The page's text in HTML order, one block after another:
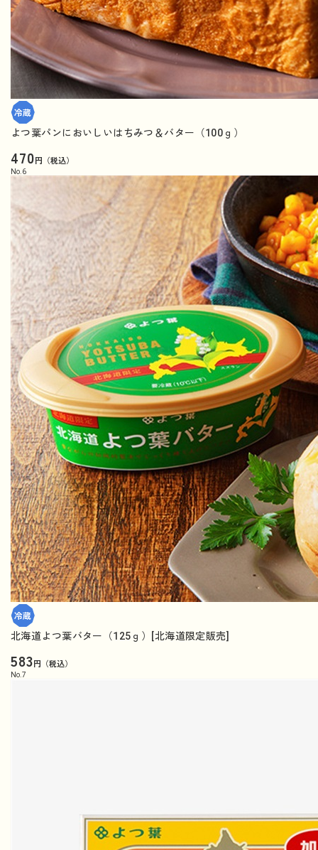
よつ葉パンにおいしいはちみつ＆バター（100ｇ）
470円（税込）
No. 6
北海道よつ葉バター（125ｇ）[北海道限定販売]
583円（税込）
No. 7